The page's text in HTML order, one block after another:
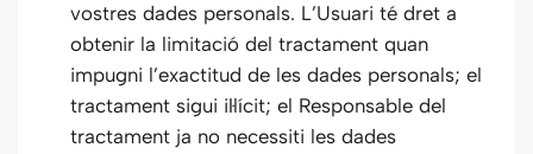
vostres dades personals. L’Usuari té dret a
obtenir la limitació del tractament quan
impugni l’exactitud de les dades personals; el
tractament sigui il·lícit; el Responsable del
tractament ja no necessiti les dades